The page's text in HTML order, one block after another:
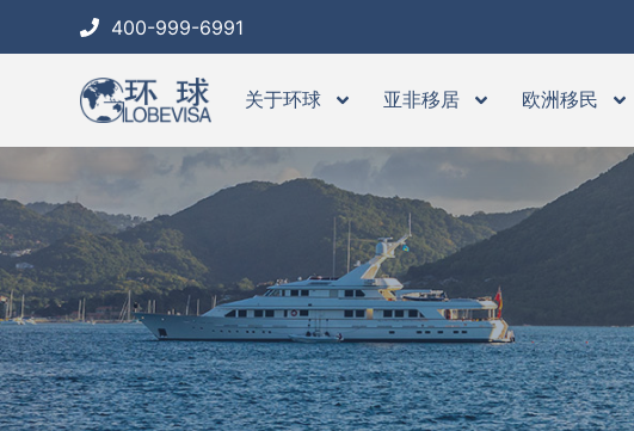
400-999-6991
关于环球 亚非移居 欧洲移民